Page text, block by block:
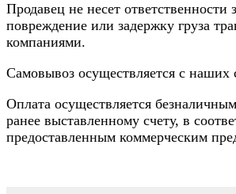
Продавец не несет ответственности
повреждение или задержку груза
компаниями.
Самовывоз осуществляется с наших
Оплата осуществляется
ранее выставленному счету, в
предоставленным коммерческим